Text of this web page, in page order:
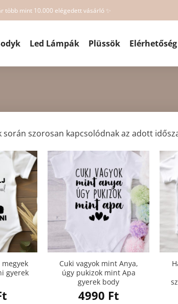
több mint 10.000 elégedett vásárló ✨
Led Lámpák Plüssök Elérhetőség
szorosan kapcsolódnak az adott
gyerek
Cuki vagyok mint Anya,
úgy pukizok mint Apa
gyerek body
4990 Ft